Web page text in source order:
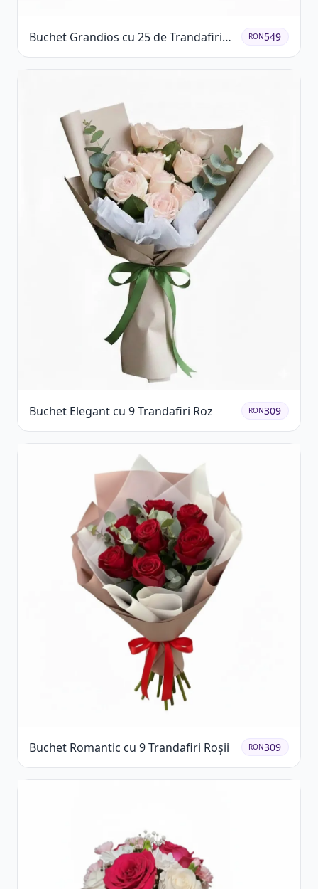
Buchet Grandios cu 25 de Trandafiri
Roșii
RON549
Buchet Elegant cu 9 Trandafiri Roz RON309
Buchet Romantic cu 9 Trandafiri Roșii RON309